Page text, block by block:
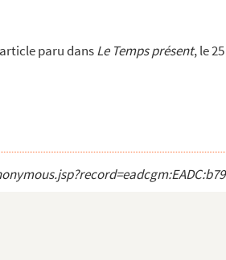
paru dansLe Temps présent, le